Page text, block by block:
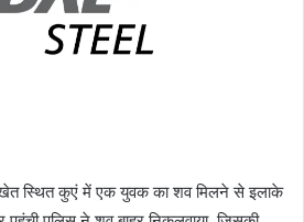
स्थित कुएं में एक युवक का शव मिलने से इलाके